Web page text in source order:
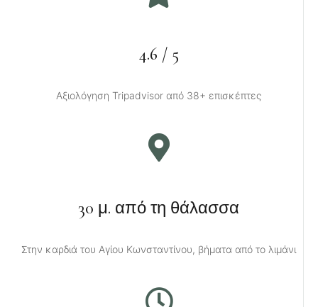
4.6 / 5
Αξιολόγηση Tripadvisor από 38+ επισκέπτες
30 μ. από τη θάλασσα
Στην καρδιά του Αγίου Κωνσταντίνου, βήματα από το λιμάνι